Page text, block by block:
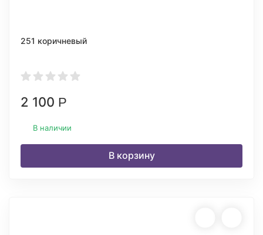
251 коричневый
2 100 Р
В наличии
В корзину